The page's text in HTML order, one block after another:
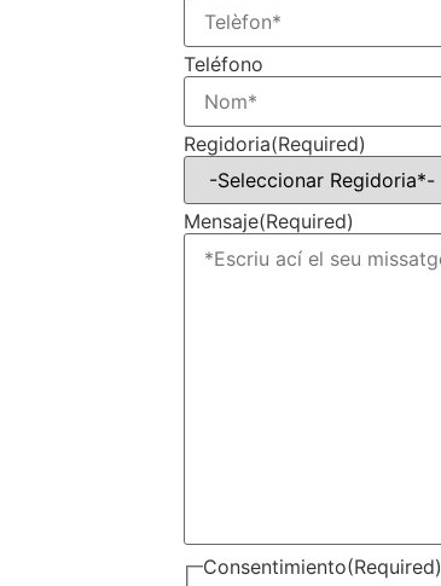
Teléfono
Regidoria(Required)
Mensaje(Required)
Consentimiento(Required)